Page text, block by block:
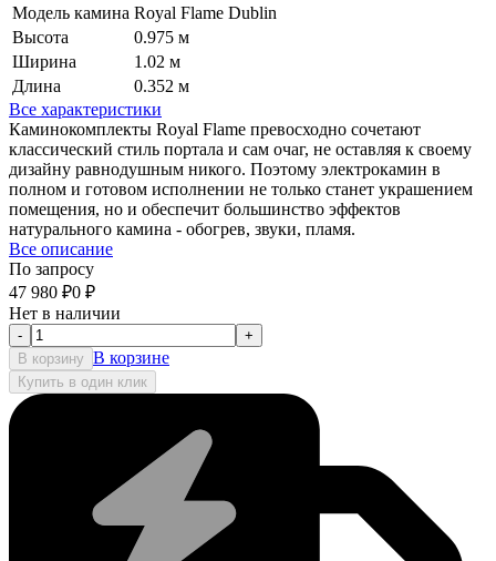
Модель камина Royal Flame Dublin
Высота
0.975 м
Ширина
1.02 м
Длина
0.352 м
Все характеристики
Каминокомплекты Royal Flame превосходно сочетают
классический стиль портала и сам очаг, не оставляя к своему
дизайну равнодушным никого. Поэтому электрокамин в
полном и готовом исполнении не только станет украшением
помещения, но и обеспечит большинство эффектов
натурального камина - обогрев, звуки, пламя.
Все описание
По запросу
47 980 ₽0 ₽
Нет в наличии
-
+
В корзину В корзине
Купить в один клик